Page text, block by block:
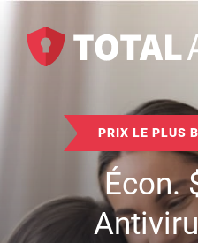
PRIX LE PLUS
Écon.